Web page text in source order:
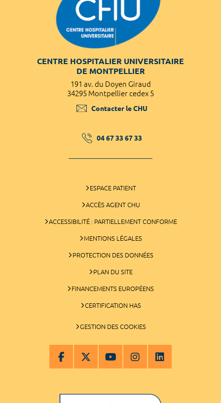
CENTRE HOSPITALIER UNIVERSITAIRE
DE MONTPELLIER
191 av. du Doyen Giraud
34295 Montpellier cedex 5
Contacter le CHU
04 67 33 67 33
ESPACE PATIENT
ACCÈS AGENT CHU
ACCESSIBILITÉ : PARTIELLEMENT CONFORME
MENTIONS LÉGALES
PROTECTION DES DONNÉES
PLAN DU SITE
FINANCEMENTS EUROPÉENS
CERTIFICATION HAS
GESTION DES COOKIES